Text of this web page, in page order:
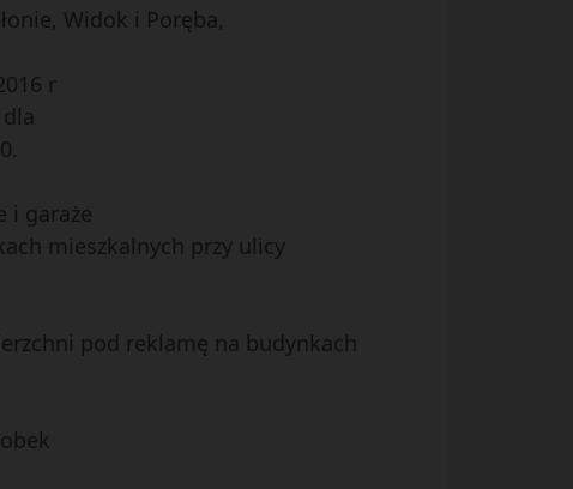
Widok i Poręba,
r
i garaże
mieszkalnych przy ulicy
pod reklamę na budynkach